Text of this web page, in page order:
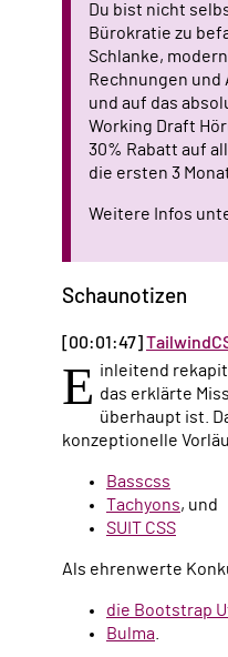
Du bist nicht
Bürokratie zu
Schlanke,
Rechnungen
und auf das
Working Draft
30% Rabatt auf
die ersten 3
Weitere Infos
Schaunotizen
[00:01:47]
E inleitend
das erklärte
überhaupt ist.
konzeptionelle
Basscss
Tachyons, und
SUIT CSS
Als ehrenwerte
die Bootstrap
Bulma